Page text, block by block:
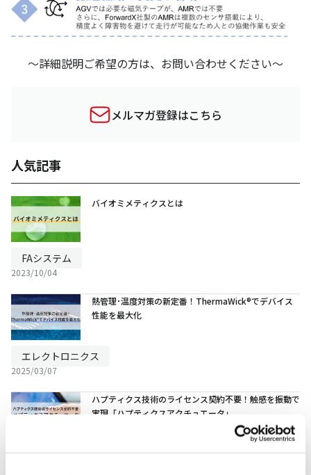
〜詳細説明ご希望の方は、お問い合わせください〜
メルマガ登録はこちら
人気記事
バイオミメティクスとは
FAシステム
2023/10/04
熱管理･温度対策の新定番！ThermaWick®でデバイス
性能を最大化
エレクトロニクス
2025/03/07
ハプティクス技術のライセンス契約不要！触感を振動で
実現「ハプティクスアクチュエータ」
エレクトロニクス